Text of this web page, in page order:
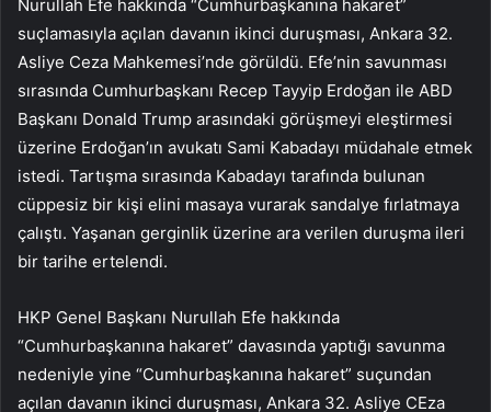
Nurullah Efe hakkında “Cumhurbaşkanına hakaret”
suçlamasıyla açılan davanın ikinci duruşması, Ankara 32.
Asliye Ceza Mahkemesi’nde görüldü. Efe’nin savunması
sırasında Cumhurbaşkanı Recep Tayyip Erdoğan ile ABD
Başkanı Donald Trump arasındaki görüşmeyi eleştirmesi
üzerine Erdoğan’ın avukatı Sami Kabadayı müdahale etmek
istedi. Tartışma sırasında Kabadayı tarafında bulunan
cüppesiz bir kişi elini masaya vurarak sandalye fırlatmaya
çalıştı. Yaşanan gerginlik üzerine ara verilen duruşma ileri
bir tarihe ertelendi.
HKP Genel Başkanı Nurullah Efe hakkında
“Cumhurbaşkanına hakaret” davasında yaptığı savunma
nedeniyle yine “Cumhurbaşkanına hakaret” suçundan
açılan davanın ikinci duruşması, Ankara 32. Asliye CEza